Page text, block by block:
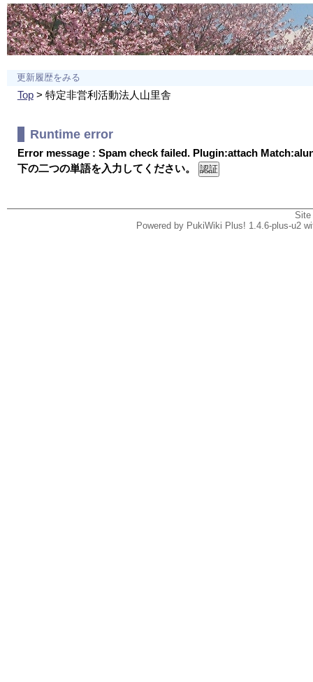
更新履歴をみる
Top> 特定非営利活動法人山里舎
Runtime error
Error message : Spam check failed. Plugin:attach
下の二つの単語を入力してください。
Powered by PukiWiki Plus! 1.4.6-plus-u2